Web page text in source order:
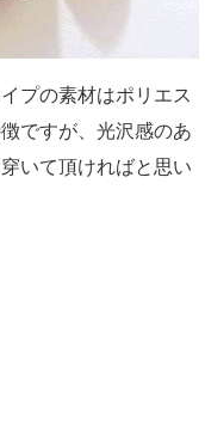
プの素材はポリエス
ですが、光沢感のあ
いて頂ければと思い